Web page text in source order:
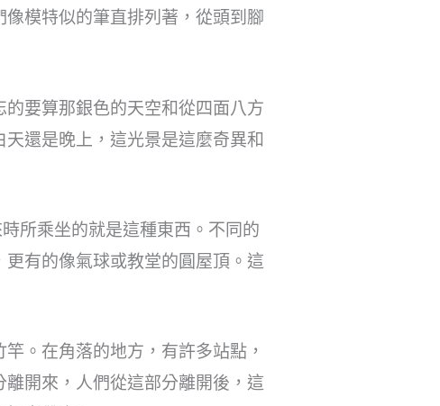
模特似的筆直排列著，從頭到腳
要算那銀色的天空和從四面八方
還是晚上，這光景是這麼奇異和
所乘坐的就是這種東西。不同的
有的像氣球或教堂的圓屋頂。這
。在角落的地方，有許多站點，
開來，人們從這部分離開後，這